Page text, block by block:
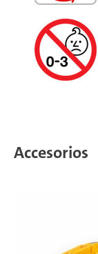
Accesorios